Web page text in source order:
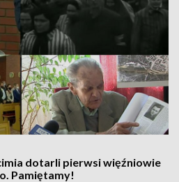
dotarli pierwsi więźniowie
Pamiętamy!